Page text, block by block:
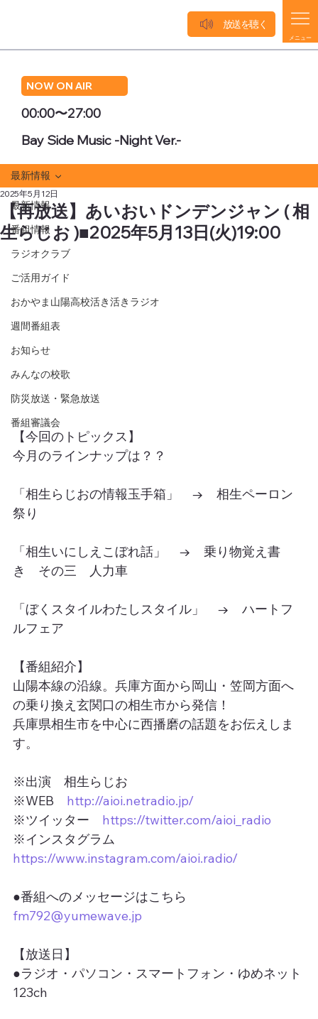
NOW ON AIR
00:00〜27:00
Bay Side Music -Night Ver.-
メニュー
放送を聴く
最新情報
番組情報
ラジオクラブ
ご活用ガイド
おかやま山陽高校活き活きラジオ
週間番組表
お知らせ
みんなの校歌
防災放送・緊急放送
番組審議会
最新情報
【再放送】あいおいドンデンジャン ( 相
生らじお )■2025年5月13日(火)19:00
2025年5月12日
【今回のトピックス】
今月のラインナップは？？
「相生らじおの情報玉手箱」　→　相生ペーロン
祭り
「相生いにしえこぼれ話」　→　乗り物覚え書
き　その三　人力車
「ぼくスタイルわたしスタイル」　→　ハートフ
ルフェア
【番組紹介】
山陽本線の沿線。兵庫方面から岡山・笠岡方面へ
の乗り換え玄関口の相生市から発信！
兵庫県相生市を中心に西播磨の話題をお伝えしま
す。
※出演　相生らじお
※WEB http://aioi.netradio.jp/
※ツイッター https://twitter.com/aioi_radio
※インスタグラム
https://www.instagram.com/aioi.radio/
●番組へのメッセージはこちら
fm792@yumewave.jp
【放送日】
●ラジオ・パソコン・スマートフォン・ゆめネット
123ch